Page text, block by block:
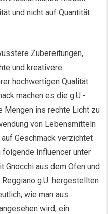
und nicht auf Quantität
Zubereitungen,
und kreativere
hochwertigen Qualität
machen es die g.U.-
Mengen ins rechte Licht zu
von Lebensmitteln
Geschmack verzichtet
folgende Influencer unter
aus dem Ofen und
g.U. hergestellten
wie man aus
wird, ein